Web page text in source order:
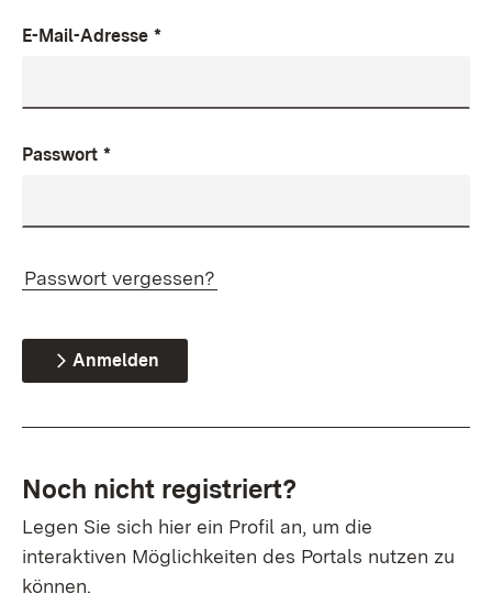
E-Mail-Adresse *
Passwort *
Passwort vergessen?
Anmelden
Noch nicht registriert?
Legen Sie sich hier ein Profil an, um die
interaktiven Möglichkeiten des Portals nutzen zu
können.